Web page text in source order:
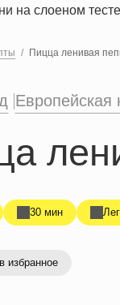
Пицца ленивая
Европейская
30 мин
избранное